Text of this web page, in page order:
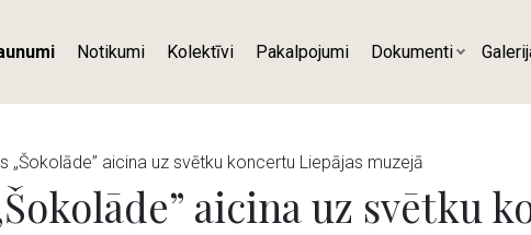
Notikumi Kolektīvi Pakalpojumi Dokumenti
„Šokolāde” aicina uz svētku koncertu Liepājas muzejā
aicina uz svētku